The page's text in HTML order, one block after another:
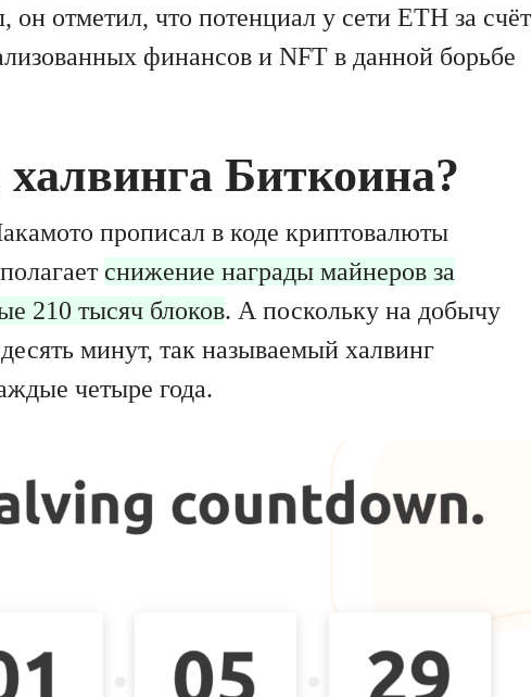
он отметил, что потенциал у сети ETH за счёт
финансов и NFT в данной борьбе
халвинга Биткоина?
прописал в коде криптовалюты
снижение награды майнеров за
210 тысяч блоков. А поскольку на добычу
минут, так называемый халвинг
четыре года.